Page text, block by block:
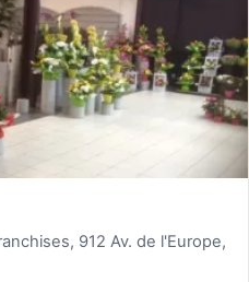
912 Av. de l'Europe,